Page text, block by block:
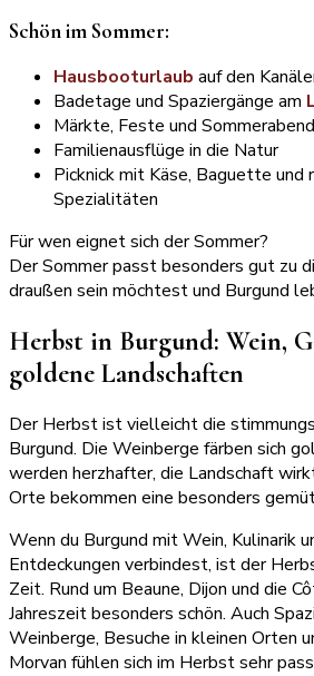
Schön im Sommer:
Hausbooturlaub auf den
Badetage und Spaziergänge am
Märkte, Feste und
Familienausflüge in die Natur
Picknick mit Käse, Baguette und
Spezialitäten
Für wen eignet sich der Sommer?
Der Sommer passt besonders gut zu
draußen sein möchtest und Burgund
Herbst in Burgund: Wein,
goldene Landschaften
Der Herbst ist vielleicht die
Burgund. Die Weinberge färben sich
werden herzhafter, die Landschaft
Orte bekommen eine besonders
Wenn du Burgund mit Wein, Kulinarik
Entdeckungen verbindest, ist der
Zeit. Rund um Beaune, Dijon und die
Jahreszeit besonders schön. Auch
Weinberge, Besuche in kleinen Orten
Morvan fühlen sich im Herbst sehr